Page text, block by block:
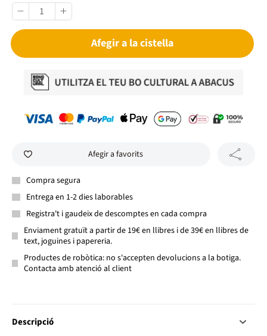
Afegir a la cistella
Afegir a favorits
Compra segura
Entrega en 1-2 dies laborables
Registra't i gaudeix de descomptes en cada compra
Enviament gratuït a partir de 19€ en llibres i de 39€ en llibres de
text, joguines i papereria.
Productes de robòtica: no s'accepten devolucions a la botiga.
Contacta amb atenció al client
Descripció